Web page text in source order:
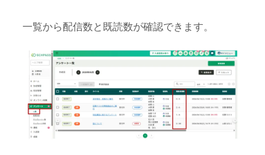
一覧から配信数と既読数が確認できます。